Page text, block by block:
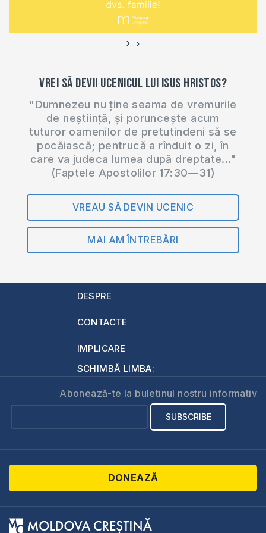
‹ ›
Vrei să devii ucenicul lui Isus Hristos?
"Dumnezeu nu ține seama de vremurile
de neștiință, și poruncește acum
tuturor oamenilor de pretutindeni să se
pocăiască; pentrucă a rînduit o zi, în
care va judeca lumea după dreptate..."
(Faptele Apostolilor 17:30—31)
VREAU SĂ DEVIN UCENIC
MAI AM ÎNTREBĂRI
DESPRE
CONTACTE
IMPLICARE
SCHIMBĂ LIMBA:
Abonează-te la buletinul nostru informativ
DONEAZĂ